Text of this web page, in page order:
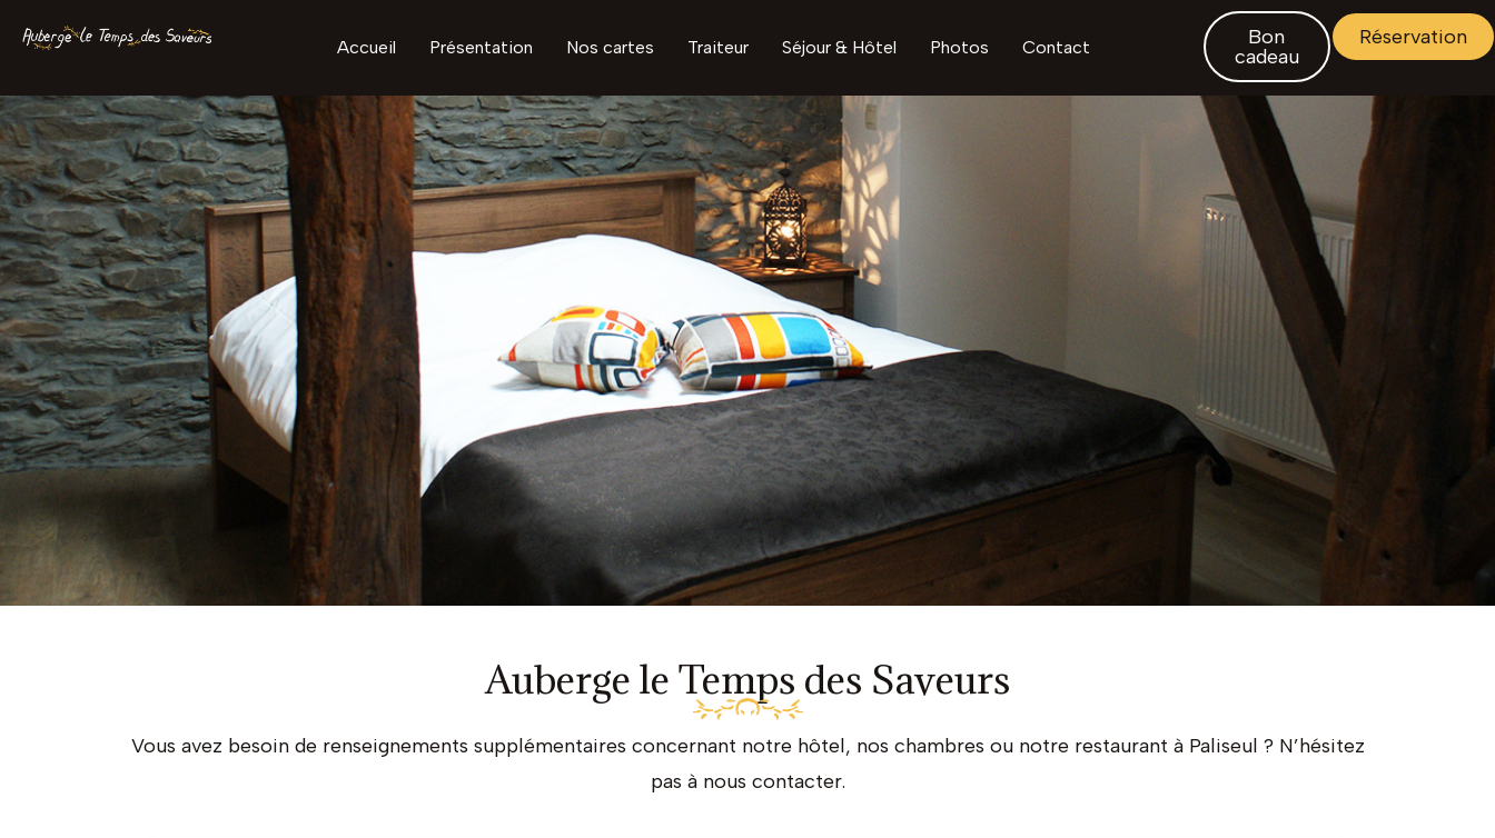
Accueil Présentation Nos cartes Traiteur Séjour & Hôtel Photos Contact
Bon
cadeau
Réservation
Auberge le Temps des Saveurs
Vous avez besoin de renseignements supplémentaires concernant notre hôtel, nos chambres ou notre restaurant à Paliseul ? N’hésitez
pas à nous contacter.